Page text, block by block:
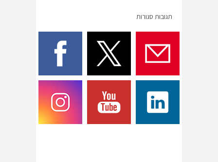
תגובות סגורות